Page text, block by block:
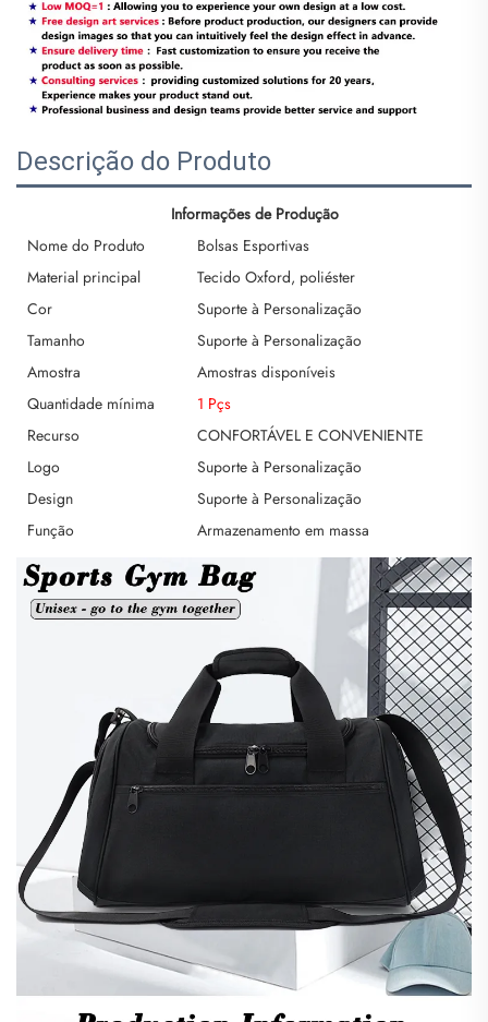
Descrição do Produto
Informações de Produção
Nome do Produto
Bolsas Esportivas
Material principal
Tecido Oxford, poliéster
Cor
Suporte à Personalização
Tamanho
Suporte à Personalização
Amostra
Amostras disponíveis
Quantidade mínima
1 Pçs
Recurso
CONFORTÁVEL E CONVENIENTE
Logo
Suporte à Personalização
Design
Suporte à Personalização
Função
Armazenamento em massa